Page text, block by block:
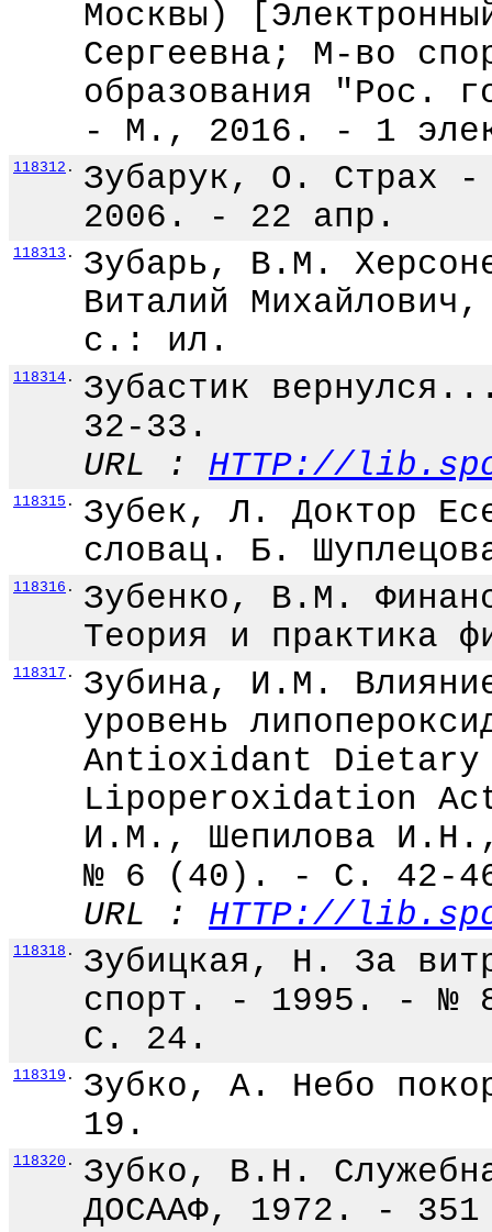
Москвы)
Сергеевна; М-во
образования "Рос.
- М., 2016. - 1
118312 .
Зубарук, О. Страх
2006. - 22 апр.
118313 .
Зубарь, В.М.
Виталий
с.: ил.
118314 .
Зубастик
32-33.
URL : HTTP://
118315 .
Зубек, Л. Доктор
словац. Б.
118316 .
Зубенко, В.М.
Теория и
118317 .
Зубина, И.М.
уровень
Antioxidant Dietary
Lipoperoxidation
И.М., Шепилова
№ 6 (40). - С. 42-
URL : HTTP://
118318 .
Зубицкая, Н. За
спорт. - 1995. -
С. 24.
118319 .
Зубко, А. Небо
19.
118320 .
Зубко, В.Н.
ДОСААФ, 1972. -